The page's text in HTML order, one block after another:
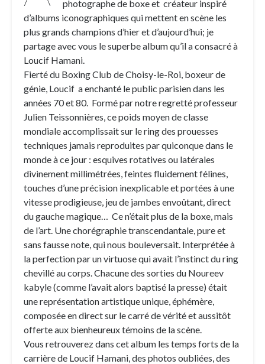
photographe de boxe et créateur inspiré
d’albums iconographiques qui mettent en scène les
plus grands champions d’hier et d’aujourd’hui; je
partage avec vous le superbe album qu’il a consacré à
Loucif Hamani.
Fierté du Boxing Club de Choisy-le-Roi, boxeur de
génie, Loucif a enchanté le public parisien dans les
années 70 et 80. Formé par notre regretté professeur
Julien Teissonnières, ce poids moyen de classe
mondiale accomplissait sur le ring des prouesses
techniques jamais reproduites par quiconque dans le
monde à ce jour : esquives rotatives ou latérales
divinement millimétrées, feintes fluidement félines,
touches d’une précision inexplicable et portées à une
vitesse prodigieuse, jeu de jambes envoûtant, direct
du gauche magique… Ce n’était plus de la boxe, mais
de l’art. Une chorégraphie transcendantale, pure et
sans fausse note, qui nous bouleversait. Interprétée à
la perfection par un virtuose qui avait l’instinct du ring
chevillé au corps. Chacune des sorties du Noureev
kabyle (comme l’avait alors baptisé la presse) était
une représentation artistique unique, éphémère,
composée en direct sur le carré de vérité et aussitôt
offerte aux bienheureux témoins de la scène.
Vous retrouverez dans cet album les temps forts de la
carrière de Loucif Hamani, des photos oubliées, des